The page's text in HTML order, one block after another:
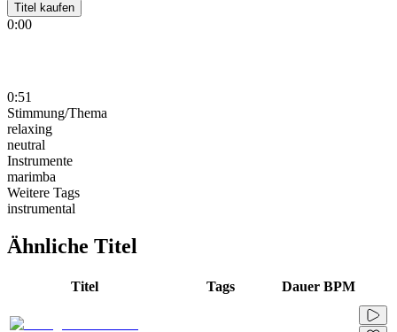
Titel kaufen
0:00
0:51
Stimmung/Thema
relaxing
neutral
Instrumente
marimba
Weitere Tags
instrumental
Ähnliche Titel
Titel Tags Dauer BPM